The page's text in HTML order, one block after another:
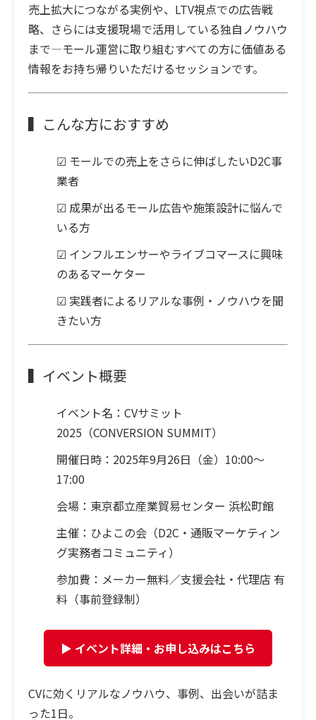
売上拡大につながる実例や、LTV視点での広告戦
略、さらには支援現場で活用している独自ノウハウ
まで—モール運営に取り組むすべての方に価値ある
情報をお持ち帰りいただけるセッションです。
▍こんな方におすすめ
☑ モールでの売上をさらに伸ばしたいD2C事
業者
☑ 成果が出るモール広告や施策設計に悩んで
いる方
☑ インフルエンサーやライブコマースに興味
のあるマーケター
☑ 実践者によるリアルな事例・ノウハウを聞
きたい方
▍イベント概要
イベント名： CVサミット
2025（CONVERSION SUMMIT）
開催日時： 2025年9月26日（金）10:00〜
17:00
会場： 東京都立産業貿易センター 浜松町館
主催： ひよこの会（D2C・通販マーケティン
グ実務者コミュニティ）
参加費： メーカー無料／支援会社・代理店 有
料（事前登録制）
▶ イベント詳細・お申し込みはこちら
CVに効くリアルなノウハウ、事例、出会いが詰ま
った1日。